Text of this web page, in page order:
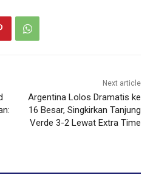
Next article
Argentina Lolos Dramatis ke
16 Besar, Singkirkan Tanjung
Verde 3-2 Lewat Extra Time